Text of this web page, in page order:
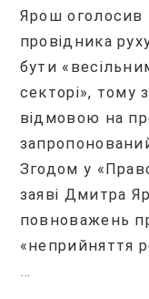
Ярош оголосив
провідника
бути
секторі», тому
відмовою на
Згодом у
заяві Дмитра
повноважень
«неприйняття
…